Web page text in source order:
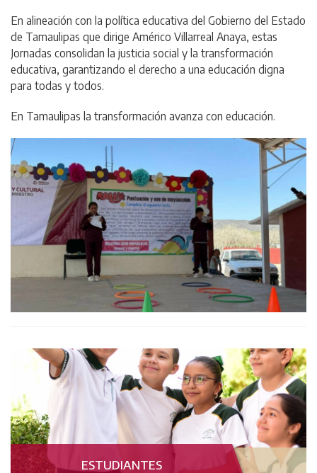
En alineación con la política educativa del Gobierno del Estado
de Tamaulipas que dirige Américo Villarreal Anaya, estas
Jornadas consolidan la justicia social y la transformación
educativa, garantizando el derecho a una educación digna
para todas y todos.
En Tamaulipas la transformación avanza con educación.
ESTUDIANTES